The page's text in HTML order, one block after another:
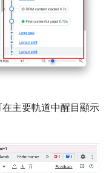
主要軌道中醒目顯示